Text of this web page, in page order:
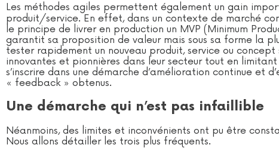
Les méthodes agiles permettent également un gain
produit/service. En effet, dans un contexte de marché
le principe de livrer en production un MVP (Minimum
garantit sa proposition de valeur mais sous sa forme la
tester rapidement un nouveau produit, service ou concept
innovantes et pionnières dans leur secteur tout en
s’inscrire dans une démarche d’amélioration continue et
« feedback » obtenus.
Une démarche qui n’est pas infaillible
Néanmoins, des limites et inconvénients ont pu être
Nous allons détailler les trois plus fréquents.